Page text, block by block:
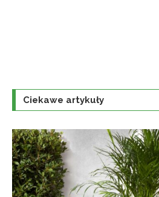
Ciekawe artykuły